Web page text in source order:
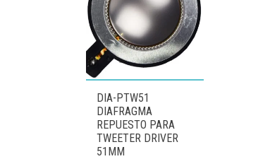
DIA-PTW51
DIAFRAGMA
REPUESTO PARA
TWEETER DRIVER
51MM